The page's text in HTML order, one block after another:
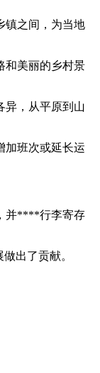
镇之间，为当地
和美丽的乡村景
异，从平原到山
加班次或延长运
并****行李寄存
出了贡献。